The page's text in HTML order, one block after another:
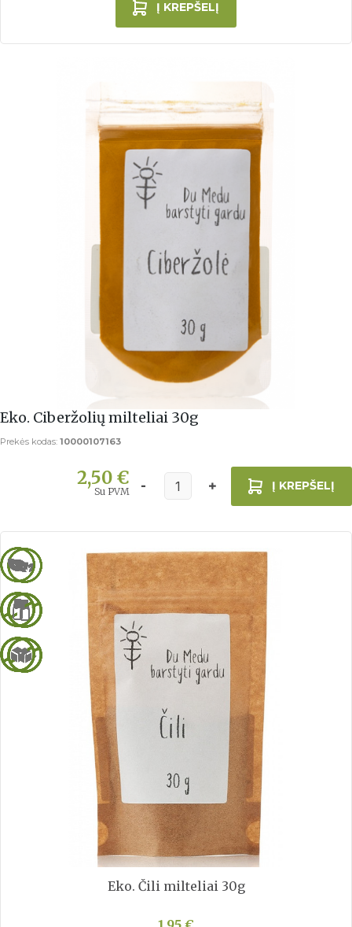
Į KREPŠELĮ
Eko. Ciberžolių milteliai 30g
Prekės kodas: 10000107163
2,50 €
Su PVM Į KREPŠELĮ
Eko. Čili milteliai 30g